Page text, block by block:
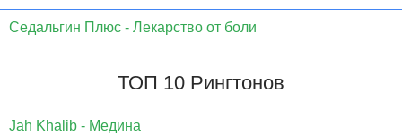
Седальгин Плюс - Лекарство от боли
ТОП 10 Рингтонов
Jаh Khаlib - Медина